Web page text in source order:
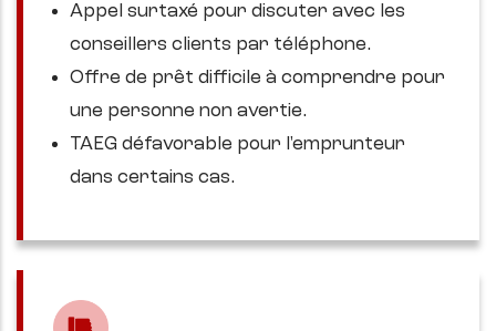
Appel surtaxé pour discuter avec les
conseillers clients par téléphone.
Offre de prêt difficile à comprendre pour
une personne non avertie.
TAEG défavorable pour l'emprunteur
dans certains cas.